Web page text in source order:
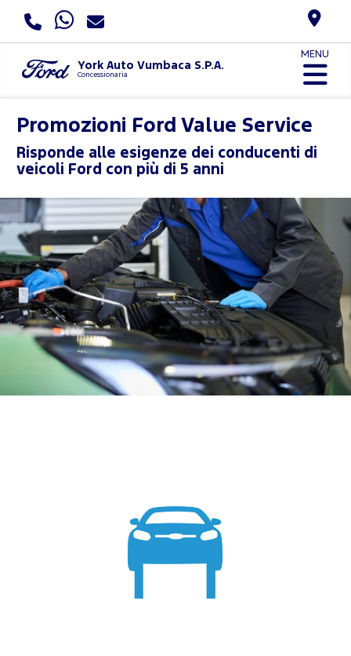
York Auto Vumbaca S.P.A.
Concessionaria
MENU
Promozioni Ford Value Service
Risponde alle esigenze dei conducenti di
veicoli Ford con più di 5 anni